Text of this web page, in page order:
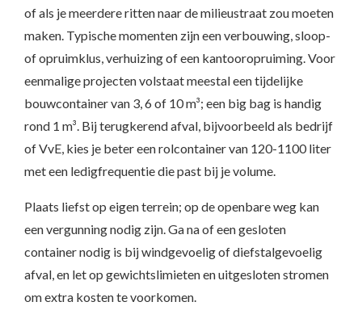
of als je meerdere ritten naar de milieustraat zou moeten
maken. Typische momenten zijn een verbouwing, sloop-
of opruimklus, verhuizing of een kantooropruiming. Voor
eenmalige projecten volstaat meestal een tijdelijke
bouwcontainer van 3, 6 of 10 m³; een big bag is handig
rond 1 m³. Bij terugkerend afval, bijvoorbeeld als bedrijf
of VvE, kies je beter een rolcontainer van 120-1100 liter
met een ledigfrequentie die past bij je volume.
Plaats liefst op eigen terrein; op de openbare weg kan
een vergunning nodig zijn. Ga na of een gesloten
container nodig is bij windgevoelig of diefstalgevoelig
afval, en let op gewichtslimieten en uitgesloten stromen
om extra kosten te voorkomen.